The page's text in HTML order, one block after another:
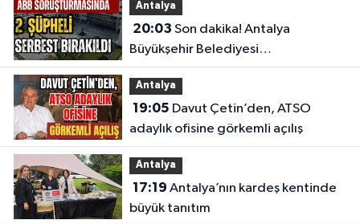
Antalya
20:03
Büyükşehir Belediyesi
soruşturmasında 2 şüpheli serbest
bırakıldı
Antalya
19:05
adaylık ofisine görkemli açılış
Antalya
17:19
büyük tanıtım